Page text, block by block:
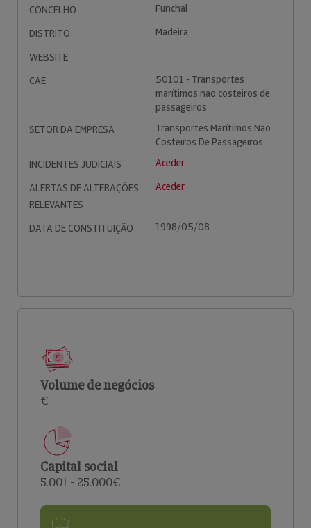
CONCELHO
Funchal
DISTRITO
Madeira
WEBSITE
CAE
50101 - Transportes
marítimos não costeiros de
passageiros
SETOR DA EMPRESA
Transportes Marítimos Não
Costeiros De Passageiros
INCIDENTES JUDICIAIS
Aceder
ALERTAS DE ALTERAÇÕES
RELEVANTES
Aceder
DATA DE CONSTITUIÇÃO 1998/05/08
Volume de negócios
€
Capital social
5.001 - 25.000€